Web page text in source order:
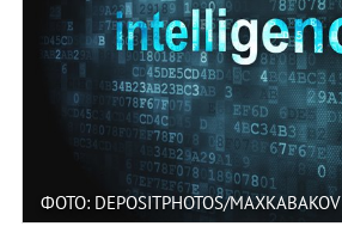
ФОТО: DEPOSITPHOTOS/MAXKABAKOV